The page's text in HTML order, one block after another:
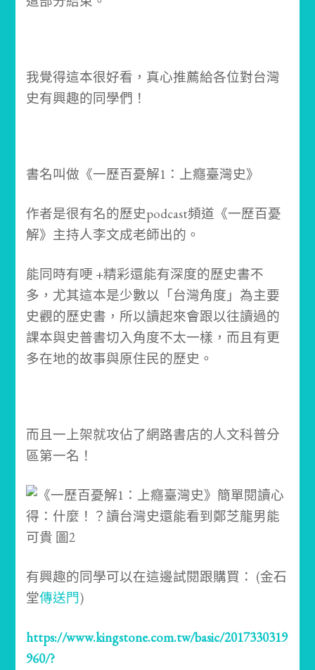
我覺得這本很好看，真心推薦給各位對台灣
史有興趣的同學們！
書名叫做《一歷百憂解1：上癮臺灣史》
作者是很有名的歷史podcast頻道《一歷百憂
解》主持人李文成老師出的。
能同時有哽 +精彩還能有深度的歷史書不
多， 尤其這本是少數以「台灣角度」為主要
史觀的歷史書，所以讀起來會跟以往讀過的
課本與史普書切入角度不太一樣，而且有更
多在地的故事與原住民的歷史。
而且一上架就攻佔了網路書店的人文科普分
區第一名！
有興趣的同學可以在這邊試閱跟購買： (金石
堂傳送門)
https://www.kingstone.com.tw/basic/2017330319
960/?